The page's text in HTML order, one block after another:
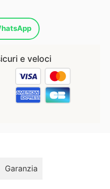
e veloci
Garanzia